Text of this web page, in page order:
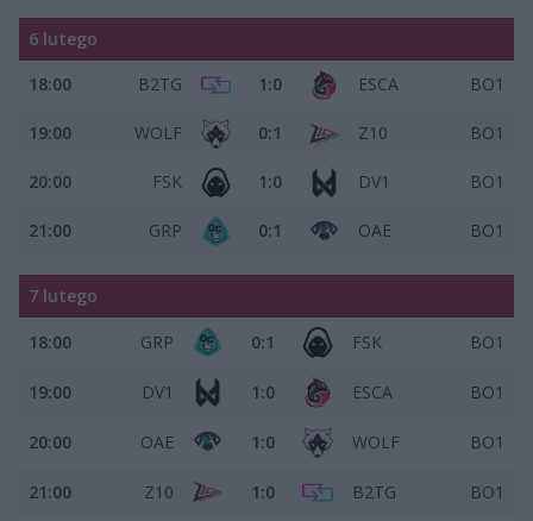
6 lutego
18:00
B2TG 1:0 ESCA BO1
19:00 WOLF 0:1 Z10 BO1
20:00 FSK 1:0 DV1 BO1
21:00 GRP 0:1 OAE BO1
7 lutego
18:00 GRP 0:1 FSK BO1
19:00 DV1 1:0 ESCA BO1
20:00 OAE 1:0 WOLF BO1
21:00 Z10 1:0 B2TG BO1